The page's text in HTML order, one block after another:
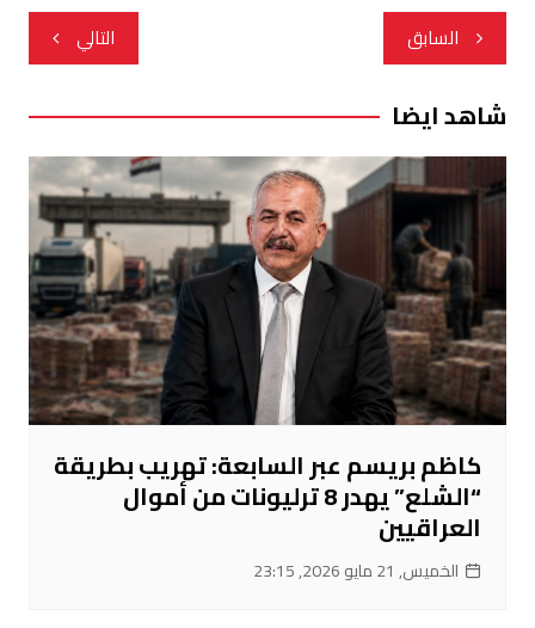
تصفّح
المقالات
السابق التالي
شاهد ايضا
كاظم بريسم عبر السابعة: تهريب بطريقة
“الشلع” يهدر 8 ترليونات من أموال
العراقيين
الخميس, 21 مايو 2026, 23:15